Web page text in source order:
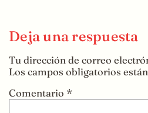
Deja una respuesta
Tu dirección de correo
Los campos obligatorios
Comentario *